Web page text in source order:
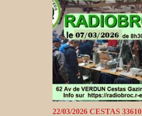
22/03/2026 CESTAS 33610